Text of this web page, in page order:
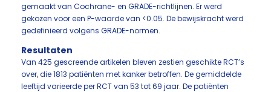
gemaakt van Cochrane- en GRADE-richtlijnen. Er werd
gekozen voor een P-waarde van <0.05. De bewijskracht werd
gedefinieerd volgens GRADE-normen.
Resultaten
Van 425 gescreende artikelen bleven zestien geschikte RCT’s
over, die 1813 patiënten met kanker betroffen. De gemiddelde
leeftijd varieerde per RCT van 53 tot 69 jaar. De patiënten